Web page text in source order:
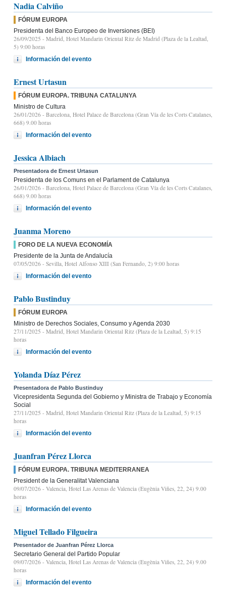
Nadia Calviño
FÓRUM EUROPA
Presidenta del Banco Europeo de Inversiones (BEI)
26/09/2025 - Madrid, Hotel Mandarin Oriental Ritz de Madrid (Plaza de la Lealtad,
5) 9:00 horas
Información del evento
Ernest Urtasun
FÓRUM EUROPA. TRIBUNA CATALUNYA
Ministro de Cultura
26/01/2026 - Barcelona, Hotel Palace de Barcelona (Gran Vía de les Corts Catalanes,
668) 9.00 horas
Información del evento
Jessica Albiach
Presentadora de Ernest Urtasun
Presidenta de los Comuns en el Parlament de Catalunya
26/01/2026 - Barcelona, Hotel Palace de Barcelona (Gran Vía de les Corts Catalanes,
668) 9.00 horas
Información del evento
Juanma Moreno
FORO DE LA NUEVA ECONOMÍA
Presidente de la Junta de Andalucía
07/05/2026 - Sevilla, Hotel Alfonso XIII (San Fernando, 2) 9:00 horas
Información del evento
Pablo Bustinduy
FÓRUM EUROPA
Ministro de Derechos Sociales, Consumo y Agenda 2030
27/11/2025 - Madrid, Hotel Mandarin Oriental Ritz (Plaza de la Lealtad, 5) 9:15
horas
Información del evento
Yolanda Díaz Pérez
Presentadora de Pablo Bustinduy
Vicepresidenta Segunda del Gobierno y Ministra de Trabajo y Economía
Social
27/11/2025 - Madrid, Hotel Mandarin Oriental Ritz (Plaza de la Lealtad, 5) 9:15
horas
Información del evento
Juanfran Pérez Llorca
FÓRUM EUROPA. TRIBUNA MEDITERRANEA
President de la Generalitat Valenciana
09/07/2026 - Valencia, Hotel Las Arenas de Valencia (Eugènia Viñes, 22, 24) 9.00
horas
Información del evento
Miguel Tellado Filgueira
Presentador de Juanfran Pérez Llorca
Secretario General del Partido Popular
09/07/2026 - Valencia, Hotel Las Arenas de Valencia (Eugènia Viñes, 22, 24) 9.00
horas
Información del evento